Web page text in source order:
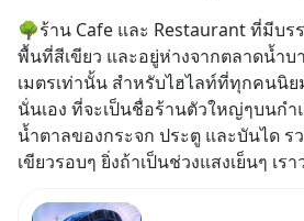
🌳ร้าน Cafe และ Restaurant ที่มีบร
พื้นที่สีเขียว และอยู่ห่างจากตลาดน้ำบ
เมตรเท่านั้น สำหรับไฮไลท์ที่ทุกคนนิ
นั่นเอง ที่จะเป็นชื่อร้านตัวใหญ่ๆบนก
น้ำตาลของกระจก ประตู และบันได
เขียวรอบๆ ยิ่งถ้าเป็นช่วงแสงเย็นๆ เร